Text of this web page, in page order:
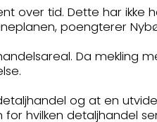
over tid. Dette har
poengterer
Da mekling
og at en
hvilken detaljhandel